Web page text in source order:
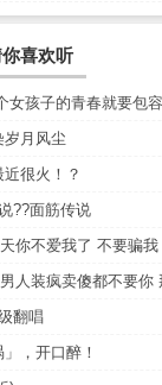
喜欢听
岁月风尘
很火！？
??面筋传说
你不爱我了 不要骗我
翻唱
，开口醉！